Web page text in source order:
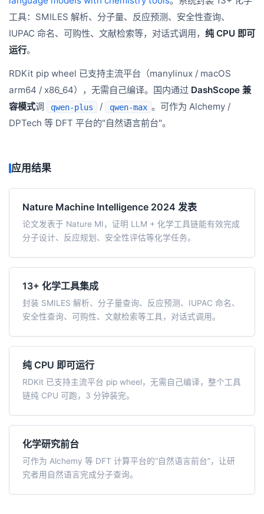
工具：SMILES 解析、分子量、反应预测、安全性查询、
IUPAC 命名、可购性、文献检索等，对话式调用， 纯 CPU 即可
运行。
RDKit pip wheel 已支持主流平台（manylinux / macOS
arm64 / x86_64），无需自己编译。国内通过 DashScope 兼
容模式调 qwen-plus / qwen-max 。可作为 Alchemy /
DPTech 等 DFT 平台的"自然语言前台"。
应用结果
Nature Machine Intelligence 2024 发表
论文发表于 Nature MI，证明 LLM + 化学工具链能有效完成
分子设计、反应规划、安全性评估等化学任务。
13+ 化学工具集成
封装 SMILES 解析、分子量查询、反应预测、IUPAC 命名、
安全性查询、可购性、文献检索等工具，对话式调用。
纯 CPU 即可运行
RDKit 已支持主流平台 pip wheel，无需自己编译，整个工具
链纯 CPU 可跑，3 分钟装完。
化学研究前台
可作为 Alchemy 等 DFT 计算平台的“自然语言前台”，让研
究者用自然语言完成分子查询。